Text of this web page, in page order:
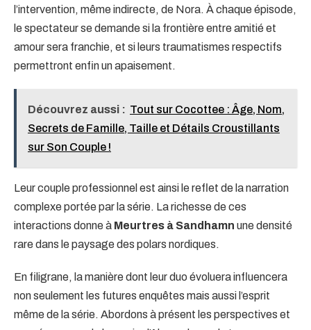
l’intervention, même indirecte, de Nora. À chaque épisode,
le spectateur se demande si la frontière entre amitié et
amour sera franchie, et si leurs traumatismes respectifs
permettront enfin un apaisement.
Découvrez aussi : Tout sur Cocottee : Âge, Nom,
Secrets de Famille, Taille et Détails Croustillants
sur Son Couple !
Leur couple professionnel est ainsi le reflet de la narration
complexe portée par la série. La richesse de ces
interactions donne à Meurtres à Sandhamn une densité
rare dans le paysage des polars nordiques.
En filigrane, la manière dont leur duo évoluera influencera
non seulement les futures enquêtes mais aussi l’esprit
même de la série. Abordons à présent les perspectives et